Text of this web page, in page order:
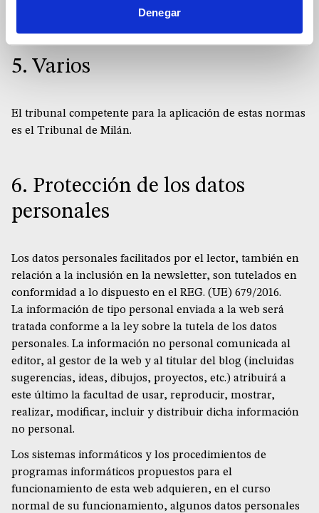
Denegar
el tratamiento de los datos personales.
5. Varios
El tribunal competente para la aplicación de estas normas
es el Tribunal de Milán.
6. Protección de los datos
personales
Los datos personales facilitados por el lector, también en
relación a la inclusión en la newsletter, son tutelados en
conformidad a lo dispuesto en el REG. (UE) 679/2016.
La información de tipo personal enviada a la web será
tratada conforme a la ley sobre la tutela de los datos
personales. La información no personal comunicada al
editor, al gestor de la web y al titular del blog (incluidas
sugerencias, ideas, dibujos, proyectos, etc.) atribuirá a
este último la facultad de usar, reproducir, mostrar,
realizar, modificar, incluir y distribuir dicha información
no personal.
Los sistemas informáticos y los procedimientos de
programas informáticos propuestos para el
funcionamiento de esta web adquieren, en el curso
normal de su funcionamiento, algunos datos personales